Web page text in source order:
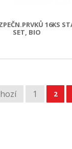
16KS
SET, BIO
1 2